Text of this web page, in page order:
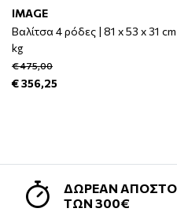
IMAGE
Βαλίτσα 4 ρόδες | 81 x 53 x 31
kg
€ 475,00
€ 356,25
ΔΩΡΕΑΝ
ΤΩΝ 300€